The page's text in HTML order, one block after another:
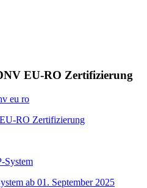
EU-RO Zertifizierung
RO Zertifizierung
ab 01. September 2025